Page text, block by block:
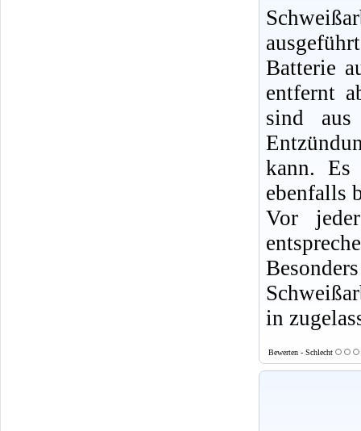
Batterie
entfernt
sind
kann. Es
ebenfalls
Vor
in
Bewerten - Schlecht